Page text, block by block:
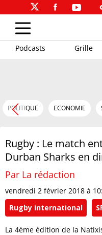
Podcasts Grille
POLITIQUE ECONOMIE
Rugby : Le match
Durban Sharks en
Par La rédaction
vendredi 2 février 2018 à
Rugby international
La 4ème édition de la